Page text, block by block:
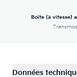
Boîte (à vitesse)
Données